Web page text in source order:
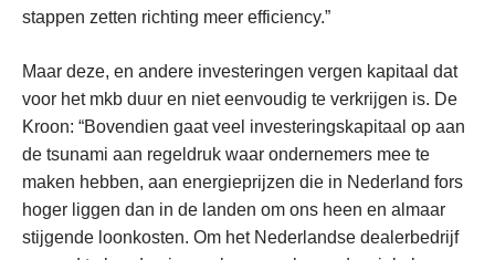
stappen zetten richting meer efficiency.”
Maar deze, en andere investeringen vergen kapitaal dat
voor het mkb duur en niet eenvoudig te verkrijgen is. De
Kroon: “Bovendien gaat veel investeringskapitaal op aan
de tsunami aan regeldruk waar ondernemers mee te
maken hebben, aan energieprijzen die in Nederland fors
hoger liggen dan in de landen om ons heen en almaar
stijgende loonkosten. Om het Nederlandse dealerbedrijf